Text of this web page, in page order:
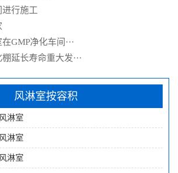
进行施工
GMP净化车间···
延长寿命重大发···
风淋室按容积
淋室
淋室
淋室